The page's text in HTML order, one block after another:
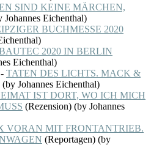
SIND KEINE MÄRCHEN,
Johannes Eichenthal)
BUCHMESSE 2020
2020 IN BERLIN
Eichenthal)
- TATEN DES LICHTS. MACK &
(by Johannes Eichenthal)
IST DORT, WO ICH MICH
(Rezension) (by Johannes
VORAN MIT FRONTANTRIEB.
(Reportagen) (by